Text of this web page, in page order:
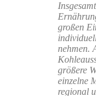
großen
nehmen.
größere
einzelne
regional